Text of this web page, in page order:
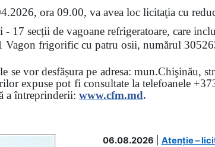
, ora 09.00, va avea loc licitaţia cu
- 17 secții de vagoane refrigeratoare, care
Vagon frigorific cu patru osii, numărul
se vor desfășura pe adresa: mun.Chişinău,
expuse pot fi consultate la telefoanele
a întreprinderii: www.cfm.md.
06.08.2026
Atenție –